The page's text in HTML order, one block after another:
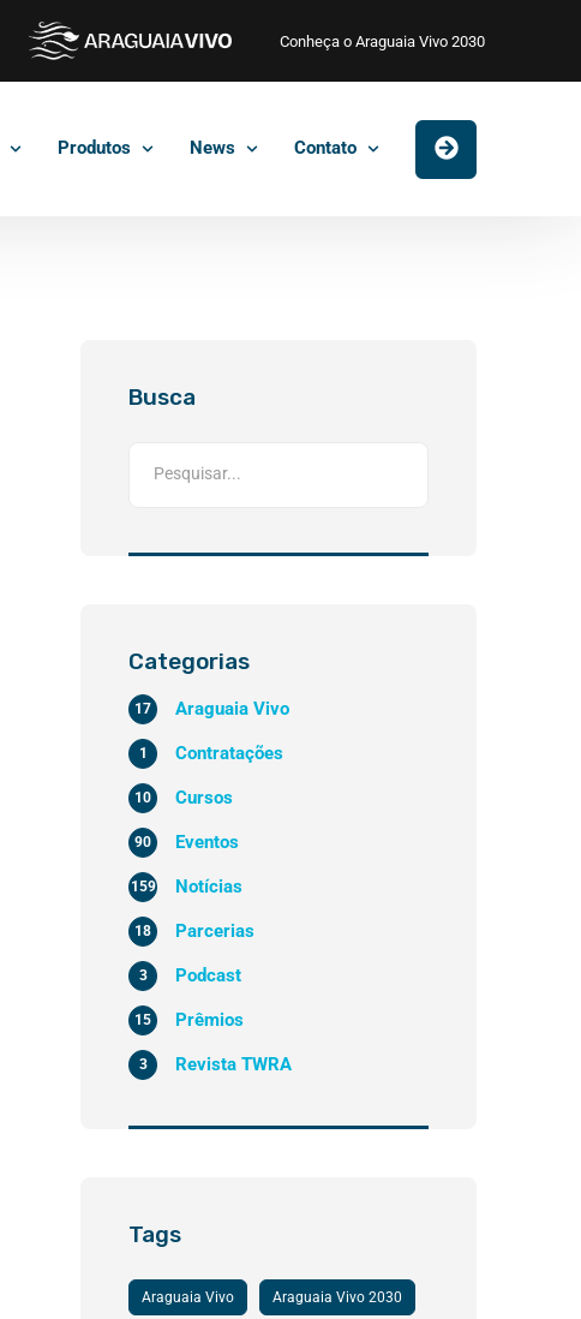
Conheça o Araguaia Vivo 2030
Produtos News Contato
Busca
Categorias
Araguaia Vivo
17
Contratações
1
Cursos
10
Eventos
90
Notícias
159
Parcerias
18
Podcast
3
Prêmios
15
Revista TWRA
3
Tags
Araguaia Vivo Araguaia Vivo 2030